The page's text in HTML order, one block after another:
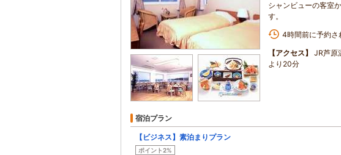
シャンビューの客室
す。
4時間前に予約さ
【アクセス】
JR芦原
より20分
宿泊プラン
【ビジネス】素泊まりプラン
ポイント2%